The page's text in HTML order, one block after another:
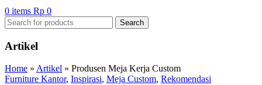
0 items Rp 0
Search
Artikel
Home » Artikel » Produsen Meja Kerja Custom
Furniture Kantor, Inspirasi, Meja Custom, Rekomendasi